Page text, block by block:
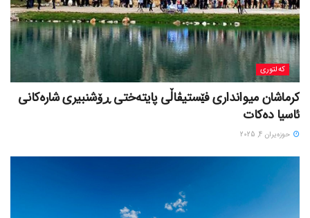
کەلتوری
کرماشان میوانداری فێستیڤاڵی پایتەختی ڕۆشنبیری شارەکانی
ئاسیا دەکات
حوزه‌یران 4, 2025